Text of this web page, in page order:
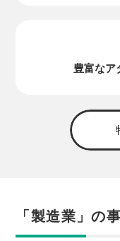
豊富なア
「製造業」の